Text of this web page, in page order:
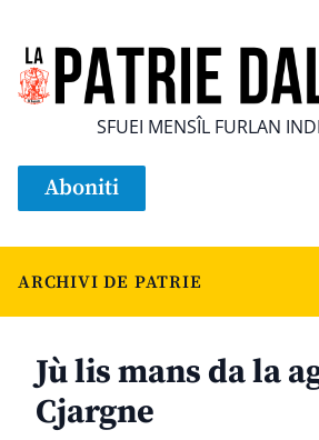
SFUEI MENSÎL FURLAN
Aboniti
ARCHIVI DE PATRIE
Jù lis mans da la
Cjargne